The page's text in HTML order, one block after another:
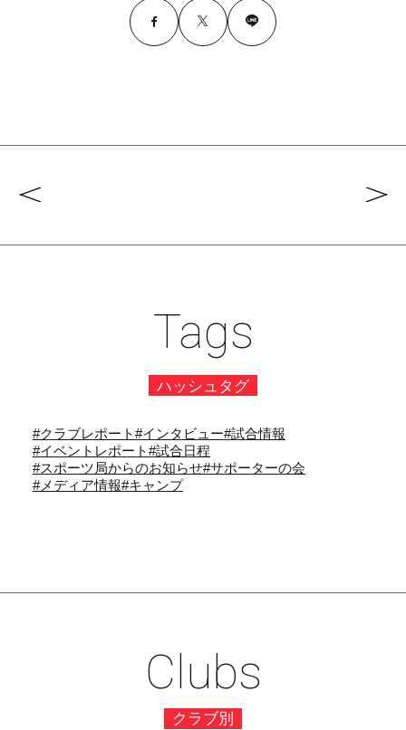
Tags
ハッシュタグ
#クラブレポート#インタビュー#試合情報
#イベントレポート#試合日程
#スポーツ局からのお知らせ#サポーターの会
#メディア情報#キャンプ
Clubs
クラブ別